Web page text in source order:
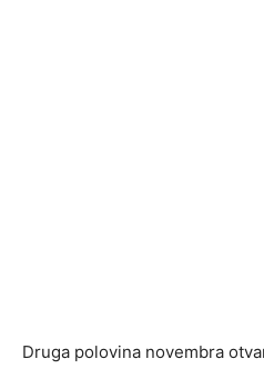
Druga polovina novembra